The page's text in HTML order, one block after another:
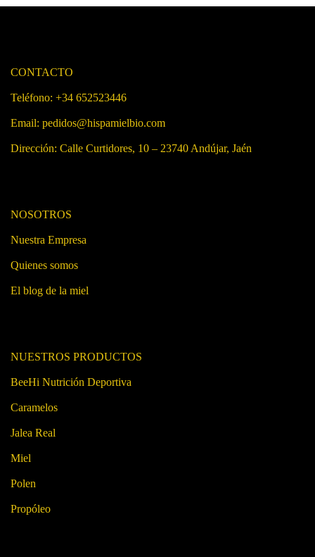
CONTACTO
Teléfono: +34 652523446
Email: pedidos@hispamielbio.com
Dirección: Calle Curtidores, 10 – 23740 Andújar, Jaén
NOSOTROS
Nuestra Empresa
Quienes somos
El blog de la miel
NUESTROS PRODUCTOS
BeeHi Nutrición Deportiva
Caramelos
Jalea Real
Miel
Polen
Propóleo